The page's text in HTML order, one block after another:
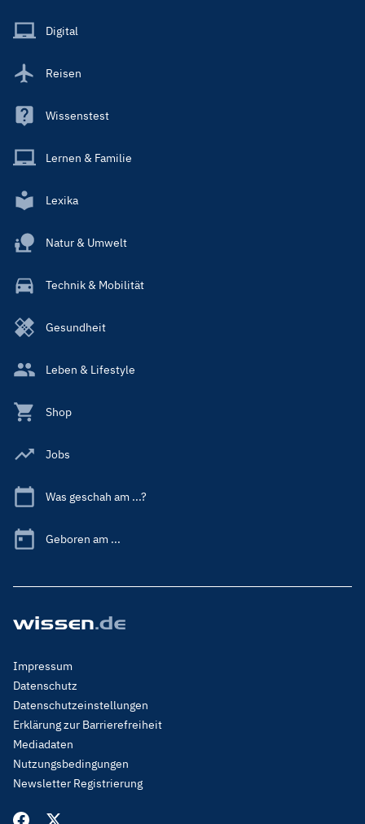
Main
Digital
Reisen
Wissenstest
Lernen & Familie
Lexika
Natur & Umwelt
Technik & Mobilität
Gesundheit
Leben & Lifestyle
Shop
Jobs
Was geschah am ...?
Geboren am ...
Footer
Menu
Legal
Impressum
Datenschutz
Datenschutzeinstellungen
Erklärung zur Barrierefreiheit
Mediadaten
Nutzungsbedingungen
Newsletter Registrierung